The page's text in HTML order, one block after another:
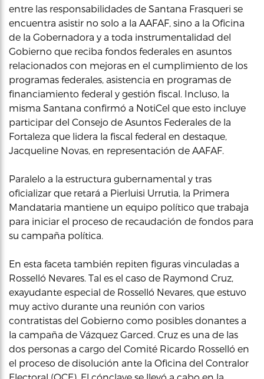
entre las responsabilidades de Santana Frasqueri se
encuentra asistir no solo a la AAFAF, sino a la Oficina
de la Gobernadora y a toda instrumentalidad del
Gobierno que reciba fondos federales en asuntos
relacionados con mejoras en el cumplimiento de los
programas federales, asistencia en programas de
financiamiento federal y gestión fiscal. Incluso, la
misma Santana confirmó a NotiCel que esto incluye
participar del Consejo de Asuntos Federales de la
Fortaleza que lidera la fiscal federal en destaque,
Jacqueline Novas, en representación de AAFAF.
Paralelo a la estructura gubernamental y tras
oficializar que retará a Pierluisi Urrutia, la Primera
Mandataria mantiene un equipo político que trabaja
para iniciar el proceso de recaudación de fondos para
su campaña política.
En esta faceta también repiten figuras vinculadas a
Rosselló Nevares. Tal es el caso de Raymond Cruz,
exayudante especial de Rosselló Nevares, que estuvo
muy activo durante una reunión con varios
contratistas del Gobierno como posibles donantes a
la campaña de Vázquez Garced. Cruz es una de las
dos personas a cargo del Comité Ricardo Rosselló en
el proceso de disolución ante la Oficina del Contralor